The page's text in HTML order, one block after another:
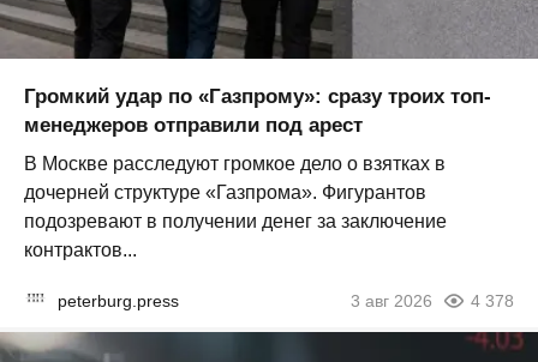
Громкий удар по «Газпрому»: сразу троих топ-
менеджеров отправили под арест
В Москве расследуют громкое дело о взятках в
дочерней структуре «Газпрома». Фигурантов
подозревают в получении денег за заключение
контрактов...
peterburg.press 3 авг 2026 4 378